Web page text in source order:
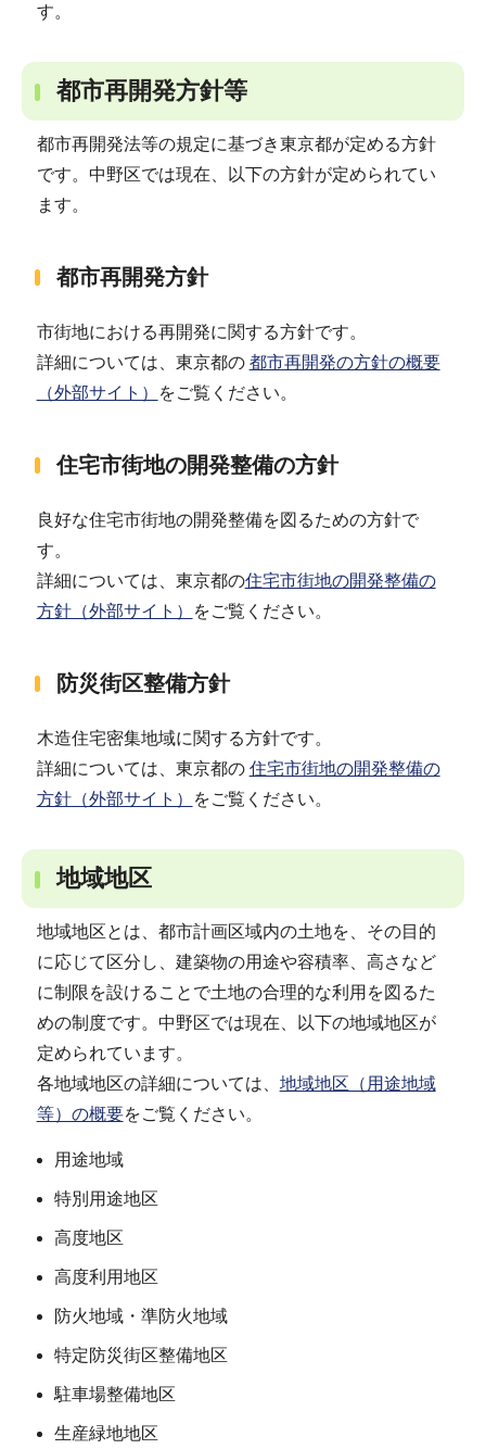
す。
都市再開発方針等
都市再開発法等の規定に基づき東京都が定める方針
です。中野区では現在、以下の方針が定められてい
ます。
都市再開発方針
市街地における再開発に関する方針です。
詳細については、東京都の 都市再開発の方針の概要
（外部サイト）
をご覧ください。
住宅市街地の開発整備の方針
良好な住宅市街地の開発整備を図るための方針で
す。
詳細については、東京都の住宅市街地の開発整備の
方針（外部サイト）
をご覧ください。
防災街区整備方針
木造住宅密集地域に関する方針です。
詳細については、東京都の 住宅市街地の開発整備の
方針（外部サイト）
をご覧ください。
地域地区
地域地区とは、都市計画区域内の土地を、その目的
に応じて区分し、建築物の用途や容積率、高さなど
に制限を設けることで土地の合理的な利用を図るた
めの制度です。中野区では現在、以下の地域地区が
定められています。
各地域地区の詳細については、 地域地区（用途地域
等）の概要をご覧ください。
用途地域
特別用途地区
高度地区
高度利用地区
防火地域・準防火地域
特定防災街区整備地区
駐車場整備地区
生産緑地地区